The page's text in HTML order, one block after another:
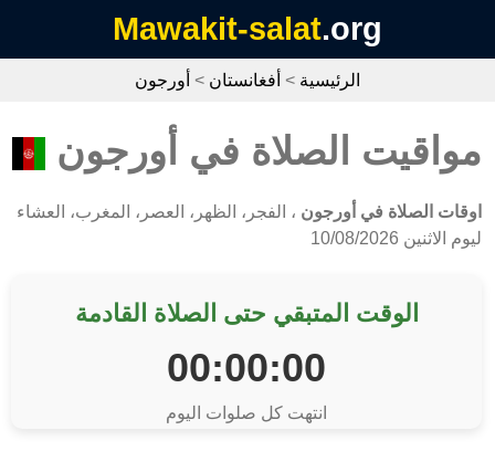
Mawakit-salat.org
الرئيسية > أفغانستان > أورجون
مواقيت الصلاة في أورجون
اوقات الصلاة في أورجون ، الفجر، الظهر، العصر، المغرب، العشاء
ليوم الاثنين 10/08/2026
الوقت المتبقي حتى الصلاة القادمة
00:00:00
انتهت كل صلوات اليوم